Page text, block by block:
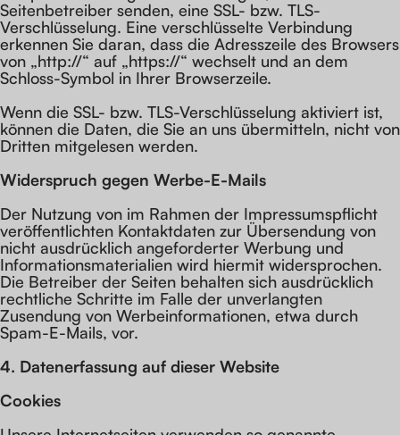
Seitenbetreiber senden, eine SSL- bzw. TLS-
Verschlüsselung. Eine verschlüsselte Verbindung
erkennen Sie daran, dass die Adresszeile des Browsers
von „http://“ auf „https://“ wechselt und an dem
Schloss-Symbol in Ihrer Browserzeile.
Wenn die SSL- bzw. TLS-Verschlüsselung aktiviert ist,
können die Daten, die Sie an uns übermitteln, nicht von
Dritten mitgelesen werden.
Widerspruch gegen Werbe-E-Mails
Der Nutzung von im Rahmen der Impressumspflicht
veröffentlichten Kontaktdaten zur Übersendung von
nicht ausdrücklich angeforderter Werbung und
Informationsmaterialien wird hiermit widersprochen.
Die Betreiber der Seiten behalten sich ausdrücklich
rechtliche Schritte im Falle der unverlangten
Zusendung von Werbeinformationen, etwa durch
Spam-E-Mails, vor.
4. Datenerfassung auf dieser Website
Cookies